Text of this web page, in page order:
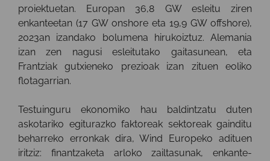
proiektuetan. Europan 36,8 GW esleitu ziren
enkanteetan (17 GW onshore eta 19,9 GW offshore),
2023an izandako bolumena hirukoiztuz. Alemania
izan zen nagusi esleitutako gaitasunean, eta
Frantziak gutxieneko prezioak izan zituen eoliko
flotagarrian.
Testuinguru ekonomiko hau baldintzatu duten
askotariko egiturazko faktoreak sektoreak gainditu
beharreko erronkak dira, Wind Europeko adituen
iritziz: finantzaketa arloko zailtasunak, enkante-